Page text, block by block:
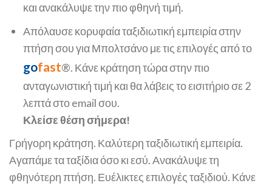
και ανακάλυψε την πιο φθηνή τιμή.
Απόλαυσε κορυφαία ταξιδιωτική εμπειρία στην
πτήση σου για Μπολτσάνο με τις επιλογές από το
gofast®. Κάνε κράτηση τώρα στην πιο
ανταγωνιστική τιμή και θα λάβεις το εισιτήριο σε 2
λεπτά στο email σου.
Κλείσε θέση σήμερα!
Γρήγορη κράτηση. Καλύτερη ταξιδιωτική εμπειρία.
Αγαπάμε τα ταξίδια όσο κι εσύ. Ανακάλυψε τη
φθηνότερη πτήση. Ευέλικτες επιλογές ταξιδιού. Κάνε